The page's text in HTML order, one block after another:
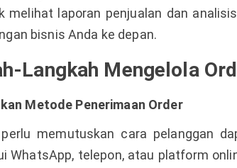
melihat laporan penjualan dan
bisnis Anda ke depan.
Langkah Mengelola
Metode Penerimaan Order
memutuskan cara pelanggan
WhatsApp, telepon, atau platform